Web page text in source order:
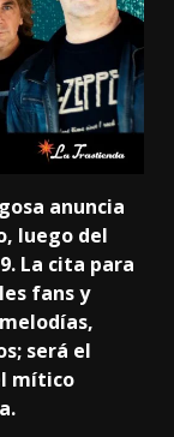
anuncia
luego del
La cita para
fans y
será el
mítico